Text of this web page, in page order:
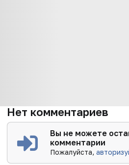
Нет комментариев
Вы не можете
комментарии
Пожалуйста,